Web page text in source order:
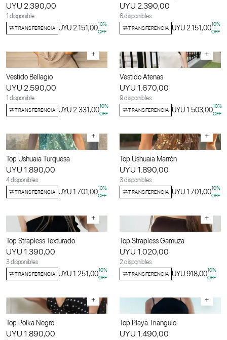
UYU 2.390,00
1 disponible
TRANSFERENCIA UYU 2.151,0010%
OFF
UYU 2.390,00
6 disponibles
TRANSFERENCIA UYU 2.151,0010%
OFF
+
Vestido Bellagio
UYU 2.590,00
1 disponible
TRANSFERENCIA UYU 2.331,0010%
OFF
+
Vestido Atenas
UYU 1.670,00
9 disponibles
TRANSFERENCIA UYU 1.503,0010%
OFF
+
Top Ushuaia Turquesa
UYU 1.890,00
4 disponibles
TRANSFERENCIA UYU 1.701,0010%
OFF
+
Top Ushuaia Marrón
UYU 1.890,00
3 disponibles
TRANSFERENCIA UYU 1.701,0010%
OFF
+
Top Strapless Texturado
UYU 1.390,00
3 disponibles
TRANSFERENCIA UYU 1.251,0010%
OFF
+
Top Strapless Gamuza
UYU 1.020,00
2 disponibles
TRANSFERENCIA UYU 918,0010%
OFF
+
Top Polka Negro
UYU 1.890,00
+
Top Playa Triangulo
UYU 1.490,00